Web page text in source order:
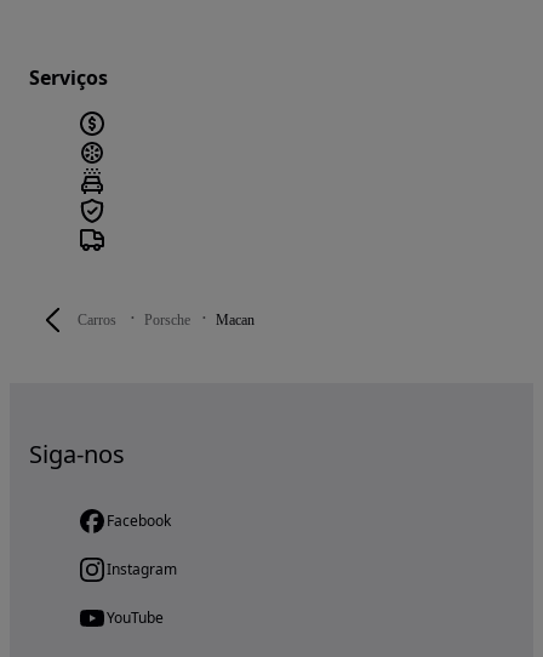
Carros Porsche Macan
Serviços
Siga-nos
Facebook
Instagram
YouTube